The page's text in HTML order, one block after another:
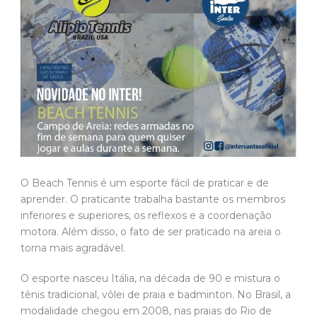
O Beach Tennis é um esporte fácil de praticar e de
aprender. O praticante trabalha bastante os membros
inferiores e superiores, os reflexos e a coordenação
motora. Além disso, o fato de ser praticado na areia o
torna mais agradável.
O esporte nasceu Itália, na década de 90 e mistura o
tênis tradicional, vôlei de praia e badminton. No Brasil, a
modalidade chegou em 2008, nas praias do Rio de